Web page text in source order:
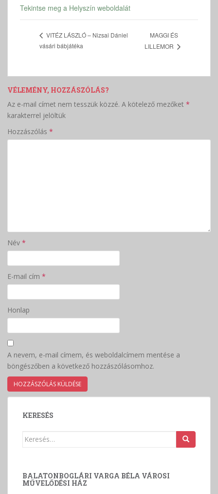
Tekintse meg a Helyszín weboldalát
VITÉZ LÁSZLÓ – Nizsai Dániel
vásári bábjátéka
MAGGI ÉS
LILLEMOR
VÉLEMÉNY, HOZZÁSZÓLÁS?
Az e-mail címet nem tesszük közzé. A kötelező mezőket *
karakterrel jelöltük
Hozzászólás *
Név *
E-mail cím *
Honlap
A nevem, e-mail címem, és weboldalcímem mentése a
böngészőben a következő hozzászólásomhoz.
KERESÉS
Keresés:
BALATONBOGLÁRI VARGA BÉLA VÁROSI
MŰVELŐDÉSI HÁZ